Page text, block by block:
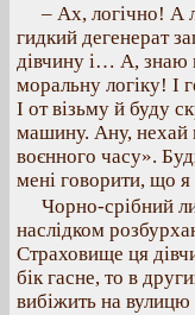
– Ах, логічно! А
гидкий дегенерат
дівчину і… А, знаю
моральну логіку! І
І от візьму й буду
машину. Ану, нехай
воєнного часу».
мені говорити, що
Чорно-срібний
наслідком
Страховище ця
бік гасне, то в
вибіжить на вулицю